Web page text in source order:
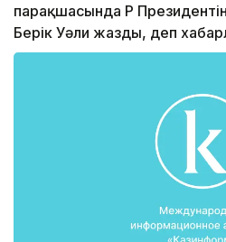
парақшасында ҚР
Берік Уәли жазды, деп